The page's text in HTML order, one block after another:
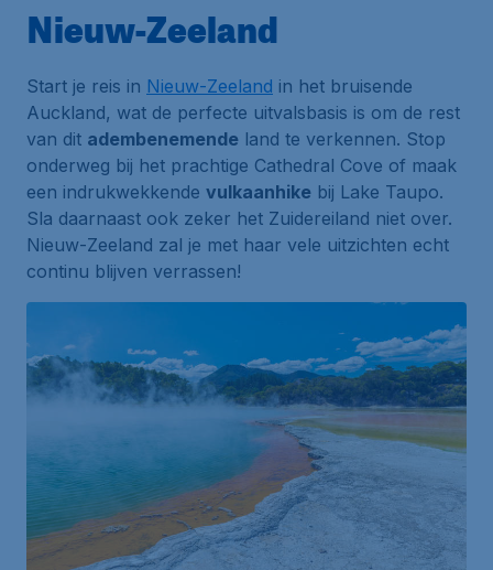
Nieuw-Zeeland
Start je reis in Nieuw-Zeeland in het bruisende
Auckland, wat de perfecte uitvalsbasis is om de rest
van dit adembenemende land te verkennen. Stop
onderweg bij het prachtige Cathedral Cove of maak
een indrukwekkende vulkaanhike bij Lake Taupo.
Sla daarnaast ook zeker het Zuidereiland niet over.
Nieuw-Zeeland zal je met haar vele uitzichten echt
continu blijven verrassen!